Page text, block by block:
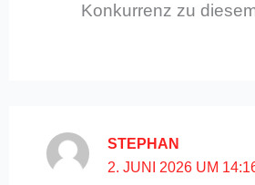
Konkurrenz zu
STEPHAN
2. JUNI 2026 UM